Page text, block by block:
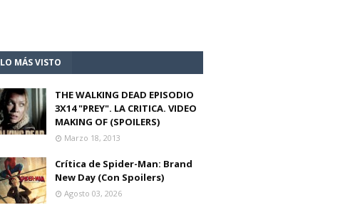
LO MÁS VISTO
THE WALKING DEAD EPISODIO
3X14 "PREY". LA CRITICA. VIDEO
MAKING OF (SPOILERS)
Marzo 18, 2013
Crítica de Spider-Man: Brand
New Day (Con Spoilers)
Agosto 03, 2026